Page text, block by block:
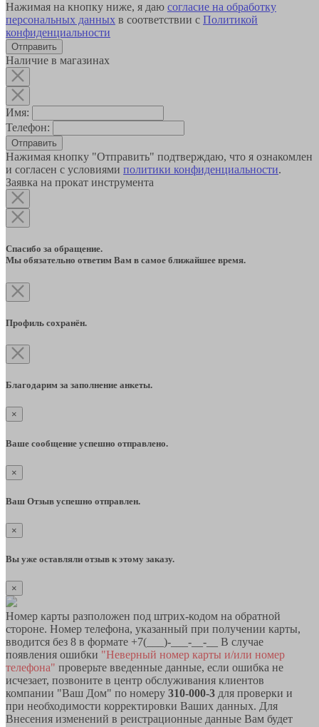
Нажимая на кнопку ниже, я даю согласие на обработку
персональных данных в соответствии с Политикой
конфиденциальности
Наличие в магазинах
Имя:
Телефон:
Отправить
Нажимая кнопку "Отправить" подтверждаю, что я ознакомлен
и согласен с условиями политики конфиденциальности.
Заявка на прокат инструмента
Спасибо за обращение.
Мы обязательно ответим Вам в самое ближайшее время.
Профиль сохранён.
Благодарим за заполнение анкеты.
×
Ваше сообщение успешно отправлено.
×
Ваш Отзыв успешно отправлен.
×
Вы уже оставляли отзыв к этому заказу.
×
Номер карты разположен под штрих-кодом на обратной
стороне. Номер телефона, указанный при получении карты,
вводится без 8 в формате +7(___)-___-__-__ В случае
появления ошибки "Неверный номер карты и/или номер
телефона" проверьте введенные данные, если ошибка не
исчезает, позвоните в центр обслуживания клиентов
компании "Ваш Дом" по номеру 310-000-3 для проверки и
при необходимости корректировки Ваших данных. Для
Внесения изменений в реистрационные данные Вам будет